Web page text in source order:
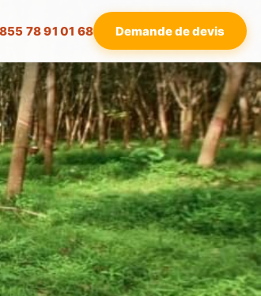
78 91 01 68 Demande de devis